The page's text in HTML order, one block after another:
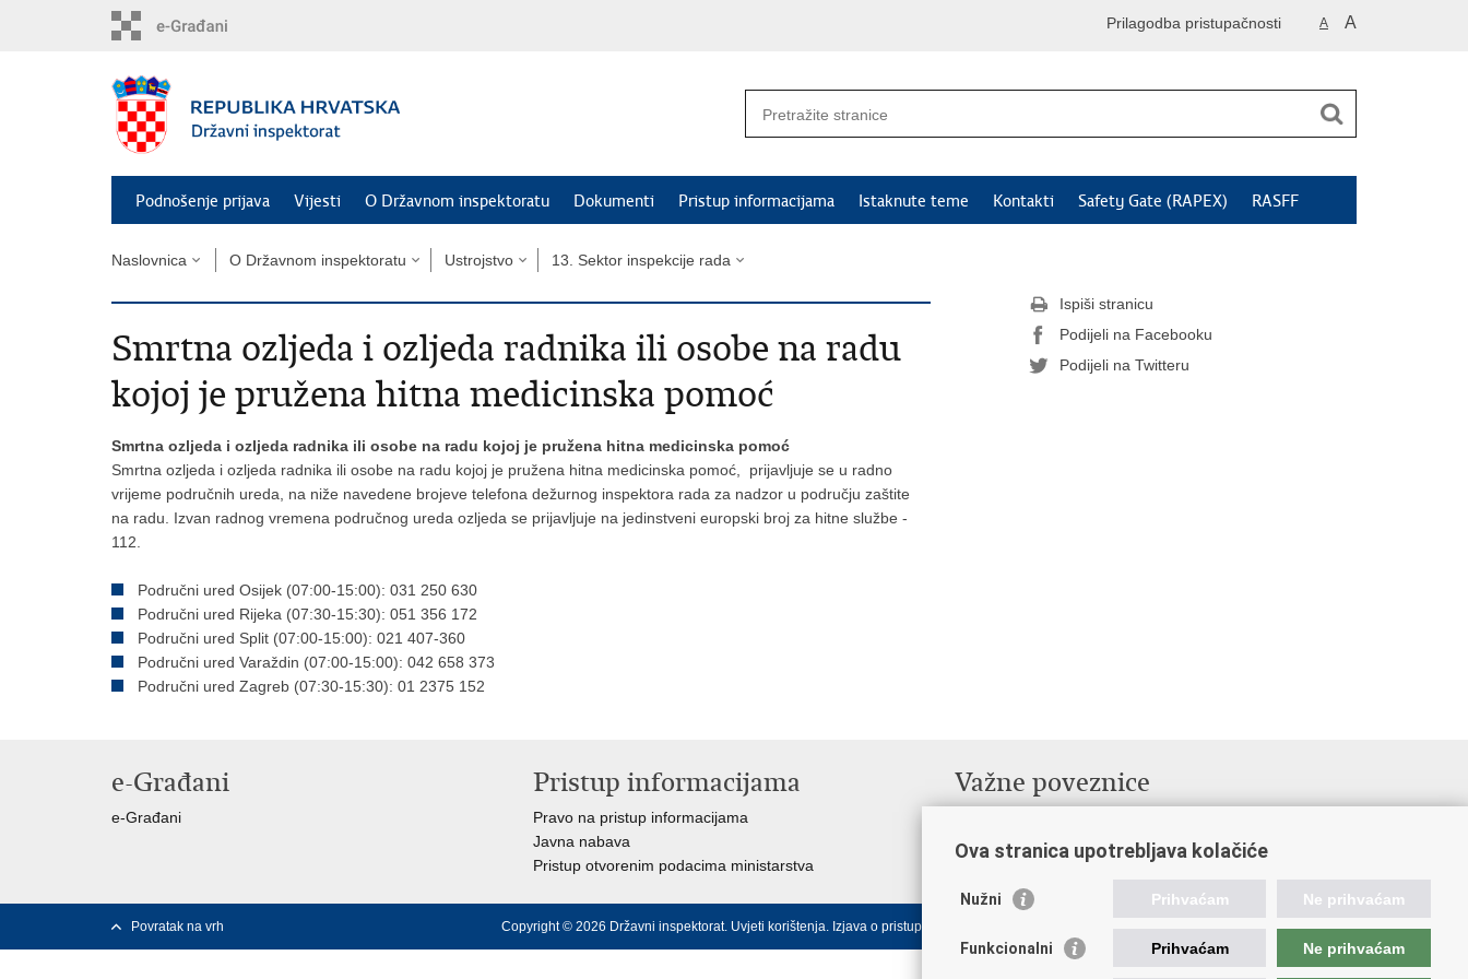
A A
Prilagodba pristupačnosti
Podnošenje prijava Vijesti O Državnom inspektoratu Dokumenti Pristup informacijama Istaknute teme Kontakti Safety Gate (RAPEX) RASFF
Naslovnica O Državnom inspektoratu Ustrojstvo 13. Sektor inspekcije rada
Smrtna ozljeda i ozljeda radnika ili osobe na radu
kojoj je pružena hitna medicinska pomoć
Smrtna ozljeda i ozljeda radnika ili osobe na radu kojoj je pružena hitna medicinska pomoć
Smrtna ozljeda i ozljeda radnika ili osobe na radu kojoj je pružena hitna medicinska pomoć, prijavljuje se u radno
vrijeme područnih ureda, na niže navedene brojeve telefona dežurnog inspektora rada za nadzor u području zaštite
na radu. Izvan radnog vremena područnog ureda ozljeda se prijavljuje na jedinstveni europski broj za hitne službe -
112.
Područni ured Osijek (07:00-15:00): 031 250 630
Područni ured Rijeka (07:30-15:30): 051 356 172
Područni ured Split (07:00-15:00): 021 407-360
Područni ured Varaždin (07:00-15:00): 042 658 373
Područni ured Zagreb (07:30-15:30): 01 2375 152
Ispiši stranicu
Podijeli na Facebooku
Podijeli na Twitteru
e-Građani
e-Građani
Pristup informacijama
Pravo na pristup informacijama
Javna nabava
Pristup otvorenim podacima ministarstva
Važne poveznice
Pučka pravobraniteljica
Državna škola za javnu upravu
Povratak na vrh Copyright © 2026 Državni inspektorat. Uvjeti korištenja. Izjava o pristupačnosti
Ova stranica upotrebljava kolačiće
Nužni Prihvaćam Ne prihvaćam
Funkcionalni Prihvaćam Ne prihvaćam